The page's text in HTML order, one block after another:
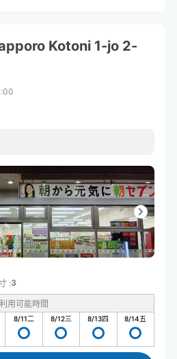
Kotoni 1-jo 2-
:3
利用可能時間
8/11二 8/12三 8/13四 8/14五